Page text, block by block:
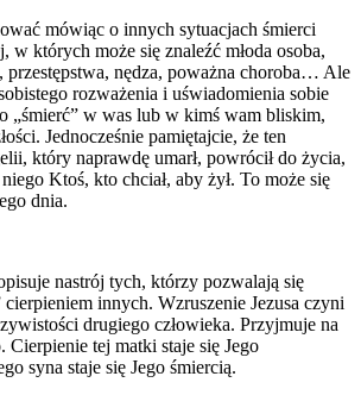
mówiąc o innych sytuacjach śmierci
w których może się znaleźć młoda osoba,
przestępstwa, nędza, poważna choroba… Ale
rozważenia i uświadomienia sobie
„śmierć” w was lub w kimś wam bliskim,
Jednocześnie pamiętajcie, że ten
który naprawdę umarł, powrócił do życia,
Ktoś, kto chciał, aby żył. To może się
dnia.
nastrój tych, którzy pozwalają się
cierpieniem innych. Wzruszenie Jezusa czyni
drugiego człowieka. Przyjmuje na
Cierpienie tej matki staje się Jego
syna staje się Jego śmiercią.